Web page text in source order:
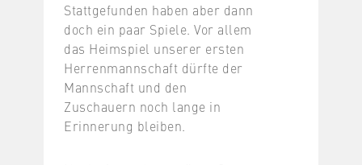
Stattgefunden haben aber dann
doch ein paar Spiele. Vor allem
das Heimspiel unserer ersten
Herrenmannschaft dürfte der
Mannschaft und den
Zuschauern noch lange in
Erinnerung bleiben.